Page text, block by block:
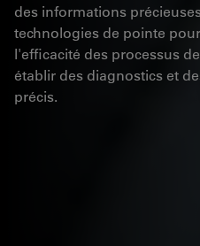
des informations
technologies de pointe
l'efficacité des processus
établir des diagnostics et
précis.